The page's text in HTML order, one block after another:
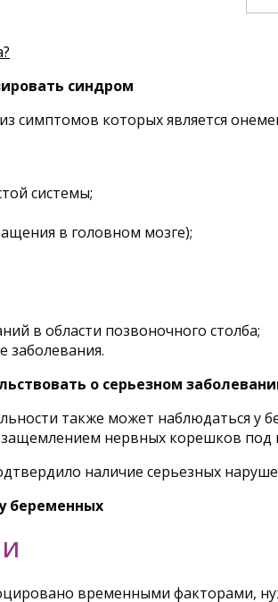
синдром
симптомов которых является
системы;
в головном мозге);
в области позвоночного столба;
заболевания.
о серьезном
также может наблюдаться у
защемлением нервных корешков
наличие серьезных
беременных
временными факторами,